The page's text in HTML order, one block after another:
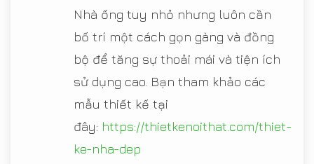
Nhà ống tuy nhỏ nhưng luôn cần
bố trí một cách gọn gàng và đồng
bộ để tăng sự thoải mái và tiện ích
sử dụng cao. Bạn tham khảo các
mẫu thiết kế tại
đây: https://thietkenoithat.com/thiet-
ke-nha-dep